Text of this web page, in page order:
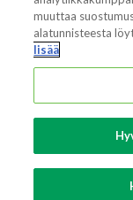
Sustainable
Media contacts
Global supplier
muuttaa
alatunnisteesta
lisää